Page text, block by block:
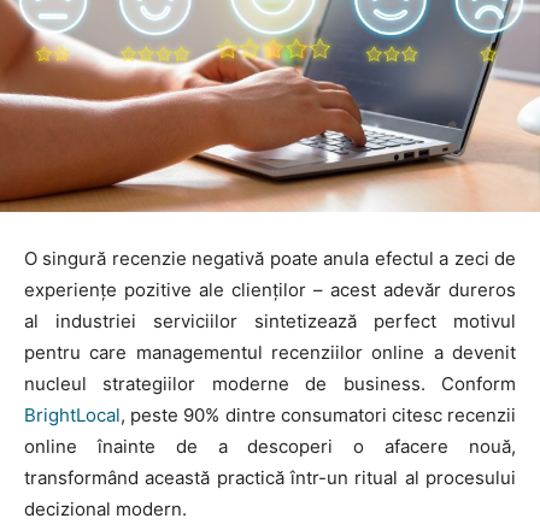
O singură recenzie negativă poate anula efectul a zeci de
experiențe pozitive ale clienților – acest adevăr dureros
al industriei serviciilor sintetizează perfect motivul
pentru care managementul recenziilor online a devenit
nucleul strategiilor moderne de business. Conform
BrightLocal, peste 90% dintre consumatori citesc recenzii
online înainte de a descoperi o afacere nouă,
transformând această practică într-un ritual al procesului
decizional modern.